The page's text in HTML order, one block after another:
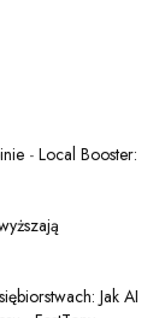
- Local Booster:
Jak AI